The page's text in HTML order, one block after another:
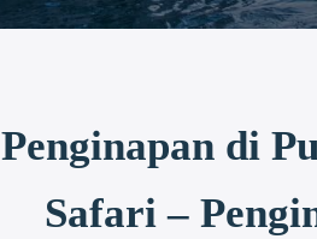
Penginapan di
Safari –